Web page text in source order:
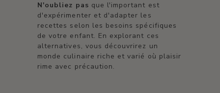
N'oubliez pas que l'important est
d'expérimenter et d'adapter les
recettes selon les besoins spécifiques
de votre enfant. En explorant ces
alternatives, vous découvrirez un
monde culinaire riche et varié où plaisir
rime avec précaution.